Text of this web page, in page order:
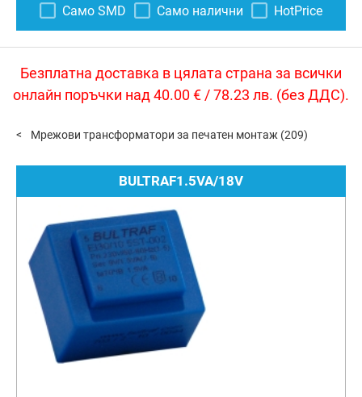
Само SMD Само налични HotPrice
Безплатна доставка в цялата страна за всички
онлайн поръчки над 40.00 € / 78.23 лв. (без ДДС).
Мрежови трансформатори за печатен монтаж (209)
BULTRAF1.5VA/18V